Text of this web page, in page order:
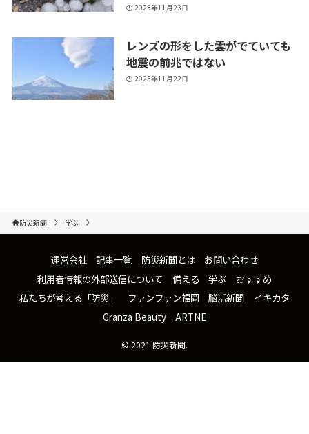
2023年11月23日
レンズの形をした雲がでていても
地震の前兆ではない
2023年11月22日
防災新聞 学ぶ
運営会社 記事一覧 防災新聞とは
お問い合わせ
利用者情報の外部送信について
備える 学ぶ
おすすめ
私たちが考える「防災」
ファンファン福岡 脳活新聞
イキカタ
Granza Beauty
ARTNE
© 2021 防災新聞.